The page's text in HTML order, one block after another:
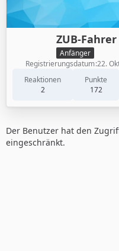
ZUB-Fahrer
Anfänger
Reaktionen
2
Punkte
172
Registrierungsdatum 22.
Der Benutzer hat den
eingeschränkt.